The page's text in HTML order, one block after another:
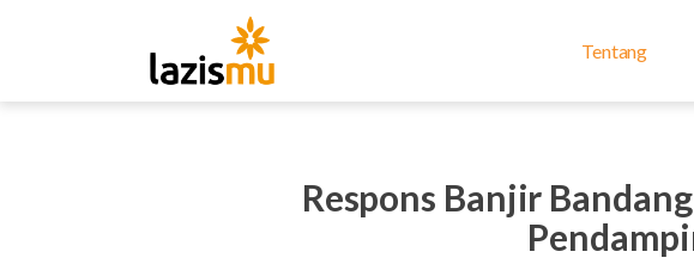
Tentang
Respons Banjir